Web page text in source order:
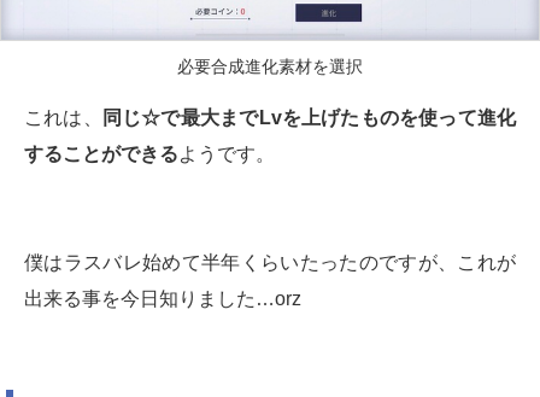
必要合成進化素材を選択
これは、
同じ☆で最大までLvを上げたものを使って進化
することができるようです。
僕はラスバレ始めて半年くらいたったのですが、これが
出来る事を今日知りました…orz